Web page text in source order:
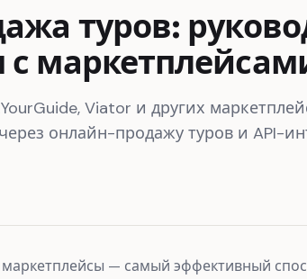
туров:
с
Viator и других
онлайн-продажу туров и API-
— самый эффективный